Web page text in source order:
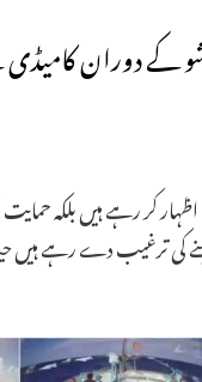
شو کے دوران
کر رہے ہیں بلکہ
کی ترغیب دے رہے ہیں